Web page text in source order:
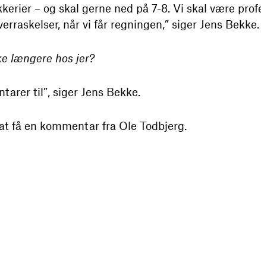
– og skal gerne ned på 7-8. Vi skal være
når vi får regningen,” siger Jens Bekke.
længere hos jer?
til”, siger Jens Bekke.
få en kommentar fra Ole Todbjerg.